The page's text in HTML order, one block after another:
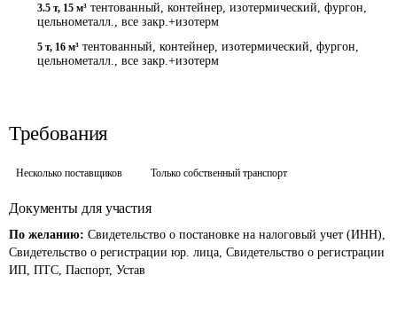
3.5 т, 15 м³ тентованный, контейнер, изотермический, фургон,
цельнометалл., все закр.+изотерм
5 т, 16 м³ тентованный, контейнер, изотермический, фургон,
цельнометалл., все закр.+изотерм
Требования
Несколько поставщиков Только собственный транспорт
Документы для участия
По желанию: Свидетельство о постановке на налоговый учет (ИНН),
Свидетельство о регистрации юр. лица, Свидетельство о регистрации
ИП, ПТС, Паспорт, Устав